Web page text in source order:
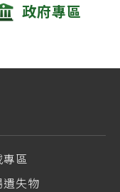
政府專區
區
遺失物